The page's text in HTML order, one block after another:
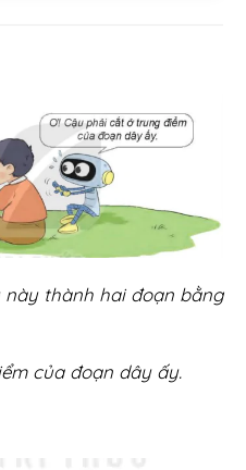
thành hai đoạn bằng
của đoạn dây ấy.